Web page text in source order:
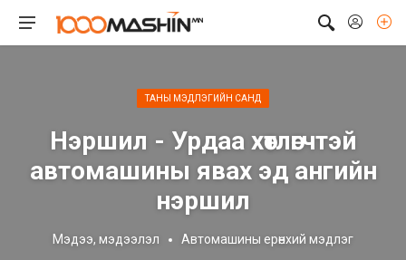
ТАНЫ МЭДЛЭГИЙН САНД
Нэршил - Урдаа хөтлөгчтэй
автомашины явах эд ангийн
нэршил
Мэдээ, мэдээлэл Автомашины ерөнхий мэдлэг